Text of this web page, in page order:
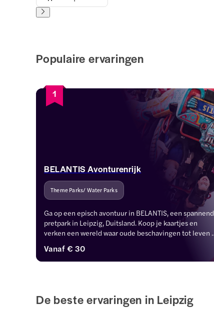
Populaire ervaringen
1
BELANTIS Avonturenrijk
Theme Parks/ Water Parks
Ga op een episch avontuur in BELANTIS, een spannend
pretpark in Leipzig, Duitsland. Koop je kaartjes en
verken een wereld waar oude beschavingen tot leven
onvergetelijke attracties.
Vanaf€ 30
De beste ervaringen in Leipzig